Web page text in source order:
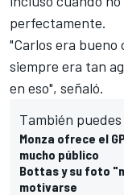
perfectamente.
"Carlos era
siempre era tan
en eso", señaló.
También
Monza ofrece el
mucho público
Bottas y su foto
motivarse